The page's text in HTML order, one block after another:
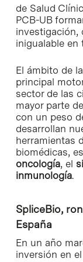
de Salud
PCB-UB
investigación,
inigualable en
El ámbito de la
principal
sector de las
mayor parte
con un peso
desarrollan
herramientas
biomédicas,
oncología, el
inmunología.
SpliceBio,
España
En un año
inversión en